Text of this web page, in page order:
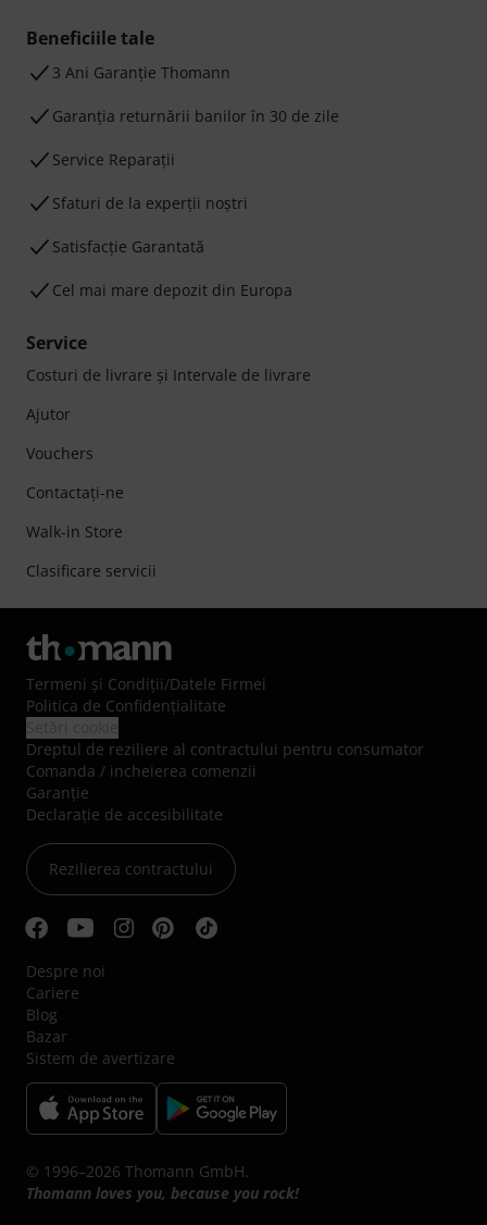
Beneficiile tale
3 Ani Garanție Thomann
Garanţia returnării banilor în 30 de zile
Service Reparații
Sfaturi de la experții noștri
Satisfacție Garantată
Cel mai mare depozit din Europa
Service
Costuri de livrare şi Intervale de livrare
Ajutor
Vouchers
Contactaţi-ne
Walk-in Store
Clasificare servicii
Termeni şi Condiţii/Datele Firmei
Politica de Confidenţialitate
Dreptul de reziliere al contractului pentru consumator
Comanda / incheierea comenzii
Garanție
Declarație de accesibilitate
Rezilierea contractului
Despre noi
Cariere
Blog
Bazar
Sistem de avertizare
© 1996–2026 Thomann GmbH.
Thomann loves you, because you rock!